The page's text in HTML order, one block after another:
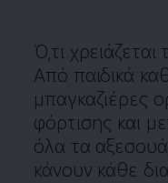
Ό,τι
Από παιδικά
μπαγκαζιέρες
φόρτισης και
όλα τα
κάνουν κάθε